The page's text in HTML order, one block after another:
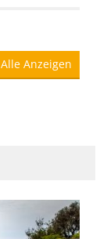
Alle Anzeigen